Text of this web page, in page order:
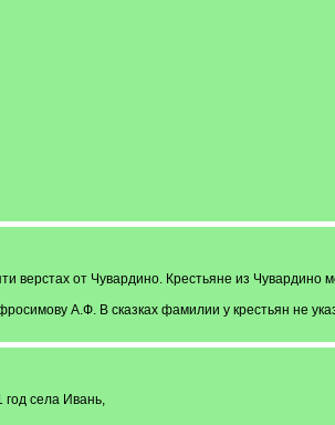
верстах от Чувардино. Крестьяне из
А.Ф. В сказках фамилии у крестьян не
год села Ивань,